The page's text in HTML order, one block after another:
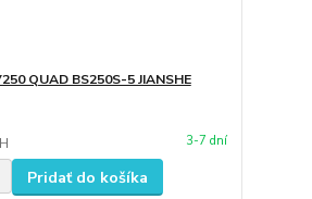
QUAD BS250S-5 JIANSHE
3-7 dní
Pridať do košíka